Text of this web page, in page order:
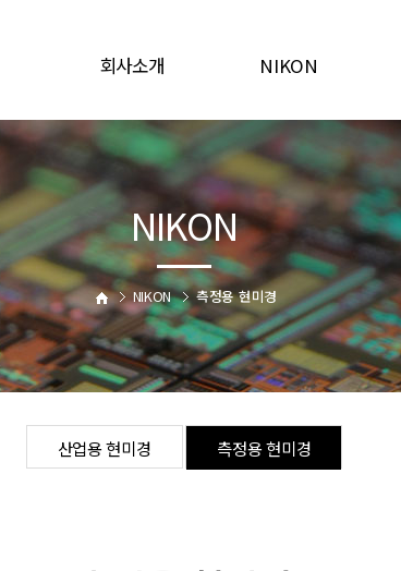
회사소개
인사말
연혁
업무내역
오시는길
NIKON
산업용 현미경
측정용 현미경
산업용 현미경 측정용 현미경
NIKON 측정용 현미경
NIKON